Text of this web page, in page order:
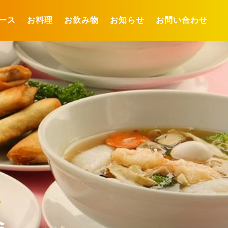
ス お料理 お飲み物 お知らせ お問い合わせ